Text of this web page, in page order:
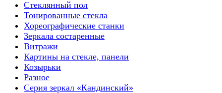
Стеклянный пол
Тонированные стекла
Хореографические станки
Зеркала состаренные
Витражи
Картины на стекле, панели
Козырьки
Разное
Серия зеркал «Кандинский»